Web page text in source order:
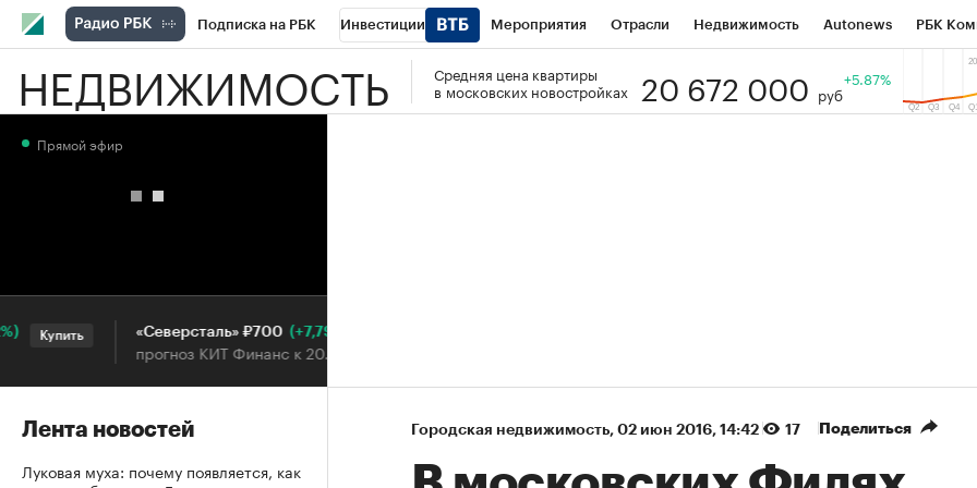
Подписка на РБК Инвестиции Мероприятия Отрасли Недвижимость Autonews РБК
РБК Вино Спорт Школа управления РБК РБК Образование Тренды
НЕДВИЖИМОСТЬ
Средняя цена квартиры
в московских новостройках
20 672 000 руб
+5.87%
Городская недвижимость⁠, 02 июн 2016, 14:42 17 Поделиться
Прямой эфир
Купить «Северсталь» ₽700 (+7,79%)
прогноз КИТ Финанс к 20.07.27
Лента новостей
Луковая муха: почему появляется, как